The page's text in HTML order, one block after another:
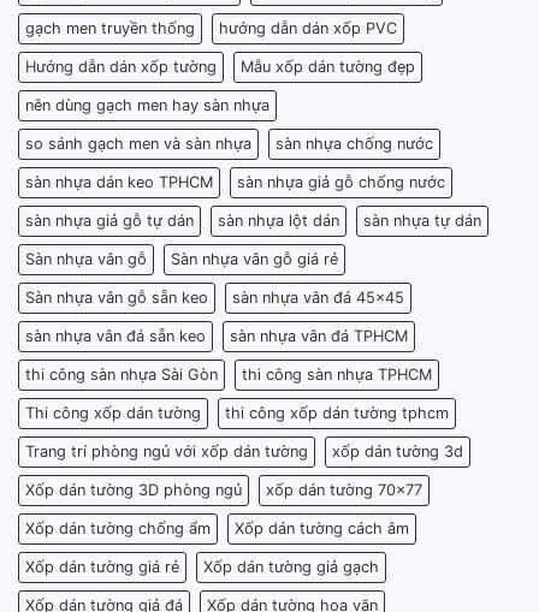
gạch men truyền thống hướng dẫn dán xốp PVC
Hướng dẫn dán xốp tường Mẫu xốp dán tường đẹp
nên dùng gạch men hay sàn nhựa
so sánh gạch men và sàn nhựa sàn nhựa chống nước
sàn nhựa dán keo TPHCM sàn nhựa giả gỗ chống nước
sàn nhựa giả gỗ tự dán sàn nhựa lột dán sàn nhựa tự dán
Sàn nhựa vân gỗ Sàn nhựa vân gỗ giá rẻ
Sàn nhựa vân gỗ sẵn keo sàn nhựa vân đá 45x45
sàn nhựa vân đá sẵn keo sàn nhựa vân đá TPHCM
thi công sàn nhựa Sài Gòn thi công sàn nhựa TPHCM
Thi công xốp dán tường thi công xốp dán tường tphcm
Trang trí phòng ngủ với xốp dán tường xốp dán tường 3d
Xốp dán tường 3D phòng ngủ xốp dán tường 70x77
Xốp dán tường chống ẩm Xốp dán tường cách âm
Xốp dán tường giá rẻ Xốp dán tường giả gạch
Xốp dán tường giả đá Xốp dán tường hoa văn